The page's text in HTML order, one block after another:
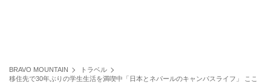
BRAVO MOUNTAIN
トラベル
移住先で30年ぶりの学生生活を満喫中「日本とネパールのキャンパスライフ」 ここ